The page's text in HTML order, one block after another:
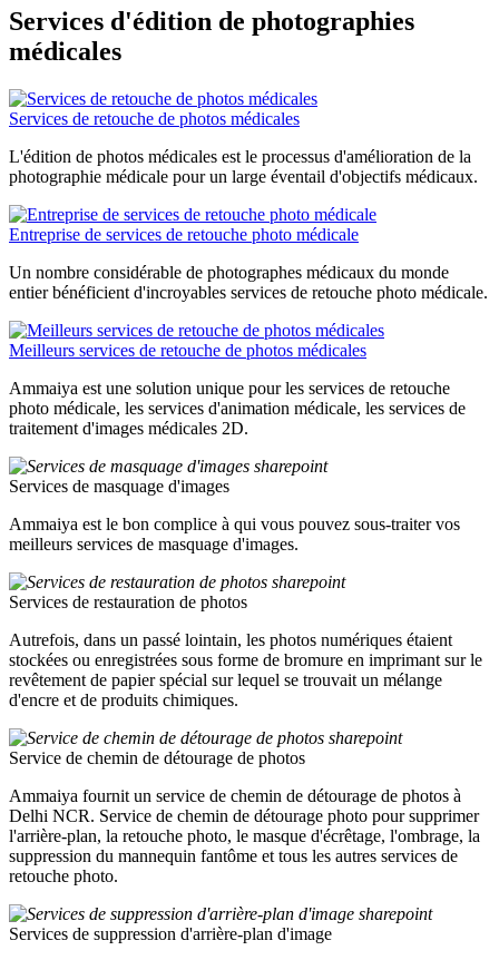
Services d'édition de photographies
médicales
Services de retouche de photos médicales
L'édition de photos médicales est le processus d'amélioration de la
photographie médicale pour un large éventail d'objectifs médicaux.
Entreprise de services de retouche photo médicale
Un nombre considérable de photographes médicaux du monde
entier bénéficient d'incroyables services de retouche photo médicale.
Meilleurs services de retouche de photos médicales
Ammaiya est une solution unique pour les services de retouche
photo médicale, les services d'animation médicale, les services de
traitement d'images médicales 2D.
Services de masquage d'images
Ammaiya est le bon complice à qui vous pouvez sous-traiter vos
meilleurs services de masquage d'images.
Services de restauration de photos
Autrefois, dans un passé lointain, les photos numériques étaient
stockées ou enregistrées sous forme de bromure en imprimant sur le
revêtement de papier spécial sur lequel se trouvait un mélange
d'encre et de produits chimiques.
Service de chemin de détourage de photos
Ammaiya fournit un service de chemin de détourage de photos à
Delhi NCR. Service de chemin de détourage photo pour supprimer
l'arrière-plan, la retouche photo, le masque d'écrêtage, l'ombrage, la
suppression du mannequin fantôme et tous les autres services de
retouche photo.
Services de suppression d'arrière-plan d'image